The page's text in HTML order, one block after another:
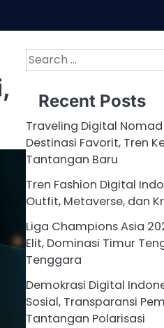
Search
for:
Recent Posts
Traveling Digital
Destinasi Favorit, Tren
Tantangan Baru
Tren Fashion Digital
Outfit, Metaverse, dan
Liga Champions Asia
Elit, Dominasi Timur
Tenggara
Demokrasi Digital
Sosial, Transparansi
Tantangan Polarisasi